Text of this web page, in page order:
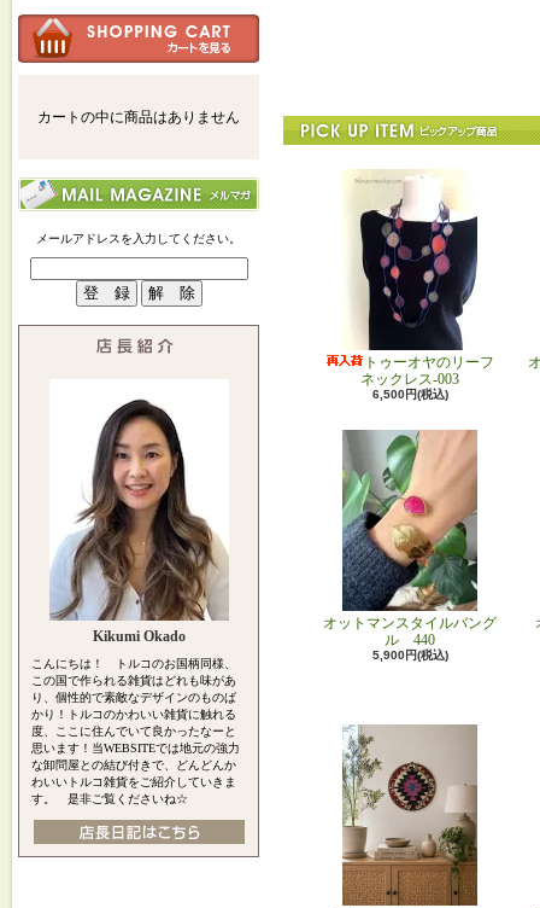
カートの中に商品はありません
メールアドレスを入力してください。
Kikumi Okado
こんにちは！ トルコのお国柄同様、
この国で作られる雑貨はどれも味があ
り、個性的で素敵なデザインのものば
かり！トルコのかわいい雑貨に触れる
度、ここに住んでいて良かったなーと
思います！当WEBSITEでは地元の強力
な卸問屋との結び付きで、どんどんか
わいいトルコ雑貨をご紹介していきま
す。 是非ご覧くださいね☆
トゥーオヤのリーフ
ネックレス-003
6,500円(税込)
オットマンスタイルバング
ル 440
5,900円(税込)